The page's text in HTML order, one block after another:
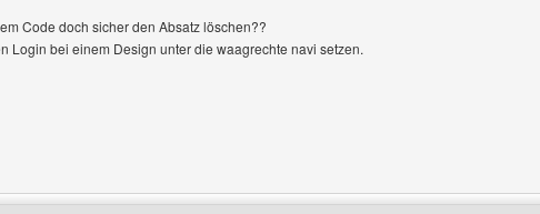
Code doch sicher den Absatz löschen??
Login bei einem Design unter die waagrechte navi setzen.
Benutzers besuchen: flo-t